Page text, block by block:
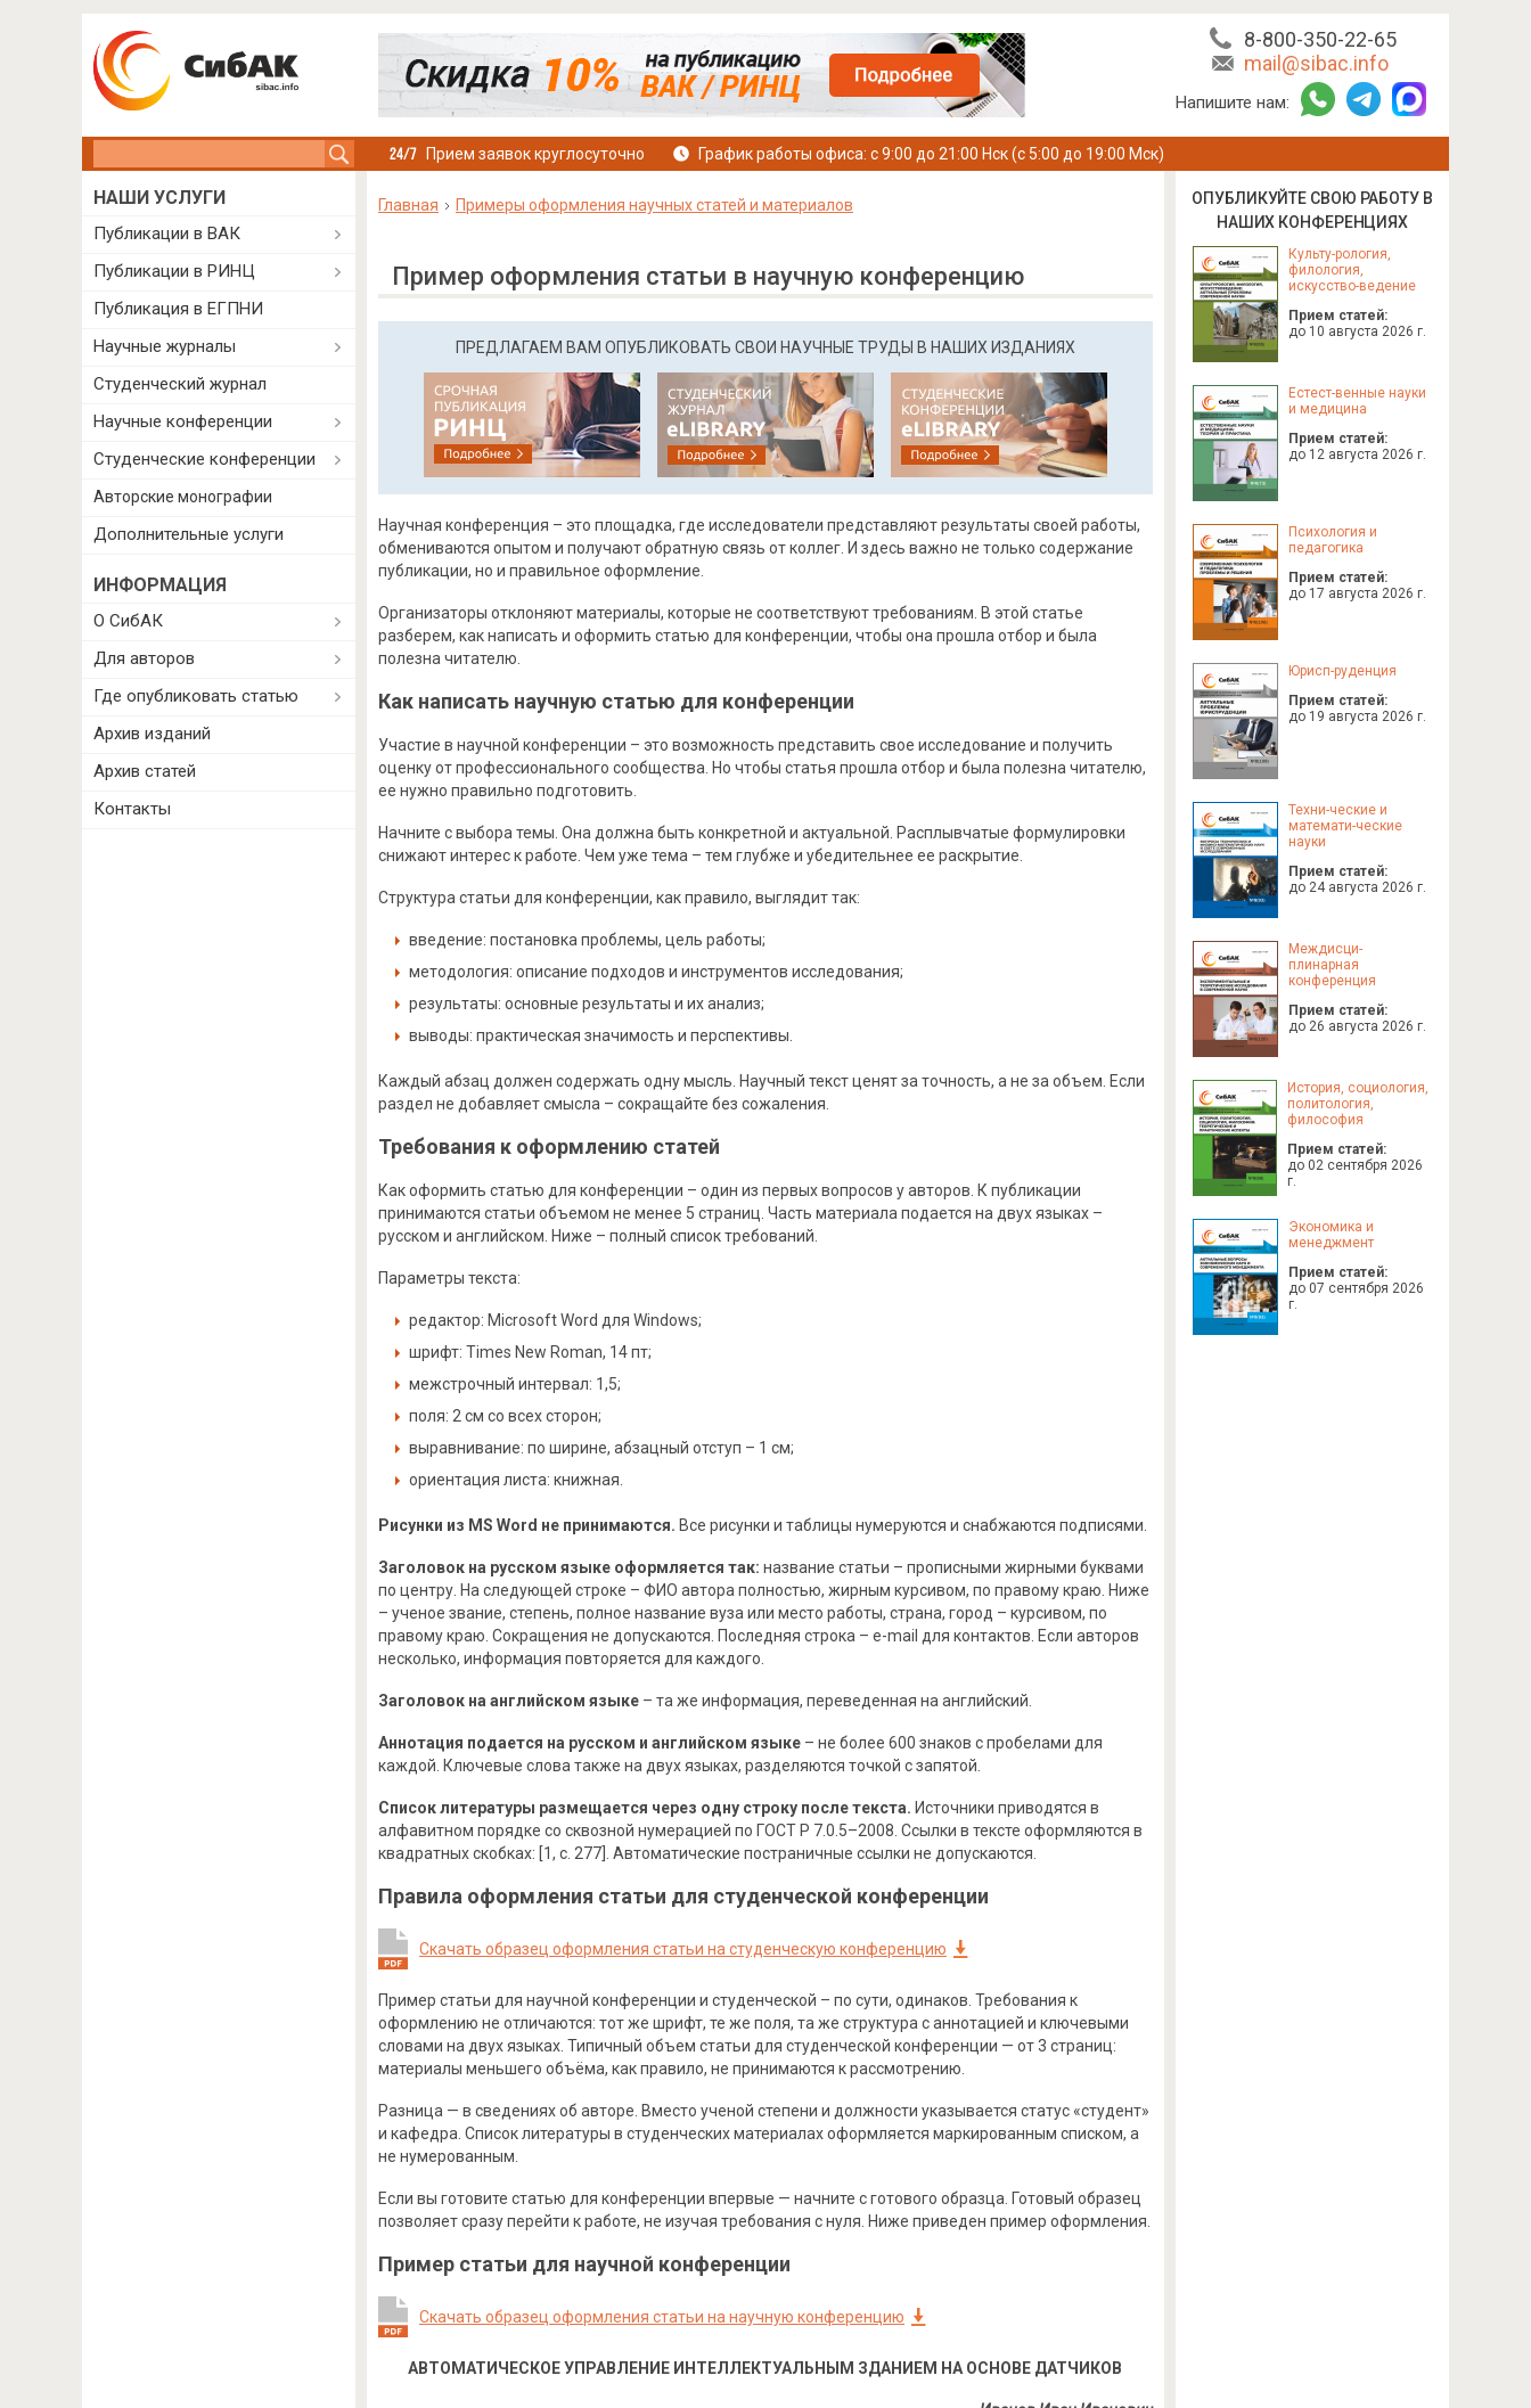
8-800-350-22-65
mail@sibac.info
Напишите нам:
Прием заявок круглосуточно График работы офиса: с 9:00 до 21:00 Нск (с 5:00 до 19:00 Мск)
Главная Примеры оформления научных статей и материалов
Пример оформления статьи в научную конференцию
ПРЕДЛАГАЕМ ВАМ ОПУБЛИКОВАТЬ СВОИ НАУЧНЫЕ ТРУДЫ В НАШИХ ИЗДАНИЯХ
Научная конференция – это площадка, где исследователи представляют результаты своей работы,
обмениваются опытом и получают обратную связь от коллег. И здесь важно не только содержание
публикации, но и правильное оформление.
Организаторы отклоняют материалы, которые не соответствуют требованиям. В этой статье
разберем, как написать и оформить статью для конференции, чтобы она прошла отбор и была
полезна читателю.
Как написать научную статью для конференции
Участие в научной конференции – это возможность представить свое исследование и получить
оценку от профессионального сообщества. Но чтобы статья прошла отбор и была полезна читателю,
ее нужно правильно подготовить.
Начните с выбора темы. Она должна быть конкретной и актуальной. Расплывчатые формулировки
снижают интерес к работе. Чем уже тема – тем глубже и убедительнее ее раскрытие.
Структура статьи для конференции, как правило, выглядит так:
введение: постановка проблемы, цель работы;
методология: описание подходов и инструментов исследования;
результаты: основные результаты и их анализ;
выводы: практическая значимость и перспективы.
Каждый абзац должен содержать одну мысль. Научный текст ценят за точность, а не за объем. Если
раздел не добавляет смысла – сокращайте без сожаления.
Требования к оформлению статей
Как оформить статью для конференции – один из первых вопросов у авторов. К публикации
принимаются статьи объемом не менее 5 страниц. Часть материала подается на двух языках –
русском и английском. Ниже – полный список требований.
Параметры текста:
редактор: Microsoft Word для Windows;
шрифт: Times New Roman, 14 пт;
межстрочный интервал: 1,5;
поля: 2 см со всех сторон;
выравнивание: по ширине, абзацный отступ – 1 см;
ориентация листа: книжная.
Рисунки из MS Word не принимаются. Все рисунки и таблицы нумеруются и снабжаются подписями.
Заголовок на русском языке оформляется так: название статьи – прописными жирными буквами
по центру. На следующей строке – ФИО автора полностью, жирным курсивом, по правому краю. Ниже
– ученое звание, степень, полное название вуза или место работы, страна, город – курсивом, по
правому краю. Сокращения не допускаются. Последняя строка – e-mail для контактов. Если авторов
несколько, информация повторяется для каждого.
Заголовок на английском языке– та же информация, переведенная на английский.
Аннотация подается на русском и английском языке– не более 600 знаков с пробелами для
каждой. Ключевые слова также на двух языках, разделяются точкой с запятой.
Список литературы размещается через одну строку после текста. Источники приводятся в
алфавитном порядке со сквозной нумерацией по ГОСТ Р 7.0.5–2008. Ссылки в тексте оформляются в
квадратных скобках: [1, с. 277]. Автоматические постраничные ссылки не допускаются.
Правила оформления статьи для студенческой конференции
Скачать образец оформления статьи на студенческую конференцию
Пример статьи для научной конференции и студенческой – по сути, одинаков. Требования к
оформлению не отличаются: тот же шрифт, те же поля, та же структура с аннотацией и ключевыми
словами на двух языках. Типичный объем статьи для студенческой конференции — от 3 страниц:
материалы меньшего объёма, как правило, не принимаются к рассмотрению.
Разница — в сведениях об авторе. Вместо ученой степени и должности указывается статус «студент»
и кафедра. Список литературы в студенческих материалах оформляется маркированным списком, а
не нумерованным.
Если вы готовите статью для конференции впервые — начните с готового образца. Готовый образец
позволяет сразу перейти к работе, не изучая требования с нуля. Ниже приведен пример оформления.
Пример статьи для научной конференции
Скачать образец оформления статьи на научную конференцию
АВТОМАТИЧЕСКОЕ УПРАВЛЕНИЕ ИНТЕЛЛЕКТУАЛЬНЫМ ЗДАНИЕМ НА ОСНОВЕ ДАТЧИКОВ
НАШИ УСЛУГИ
Публикации в ВАК
Публикации в РИНЦ
Публикация в ЕГПНИ
Научные журналы
Студенческий журнал
Научные конференции
Студенческие конференции
Авторские монографии
Дополнительные услуги
ИНФОРМАЦИЯ
О СибАК
Для авторов
Где опубликовать статью
Архив изданий
Архив статей
Контакты
ОПУБЛИКУЙТЕ СВОЮ РАБОТУ В
НАШИХ КОНФЕРЕНЦИЯХ
Культу-рология,
филология,
искусство-ведение
Прием статей:
до 10 августа 2026 г.
Естест-венные науки
и медицина
Прием статей:
до 12 августа 2026 г.
Психология и
педагогика
Прием статей:
до 17 августа 2026 г.
Юрисп-руденция
Прием статей:
до 19 августа 2026 г.
Техни-ческие и
математи-ческие
науки
Прием статей:
до 24 августа 2026 г.
Междисци-
плинарная
конференция
Прием статей:
до 26 августа 2026 г.
История, социология,
политология,
философия
Прием статей:
до 02 сентября 2026
г.
Экономика и
менеджмент
Прием статей:
до 07 сентября 2026
г.